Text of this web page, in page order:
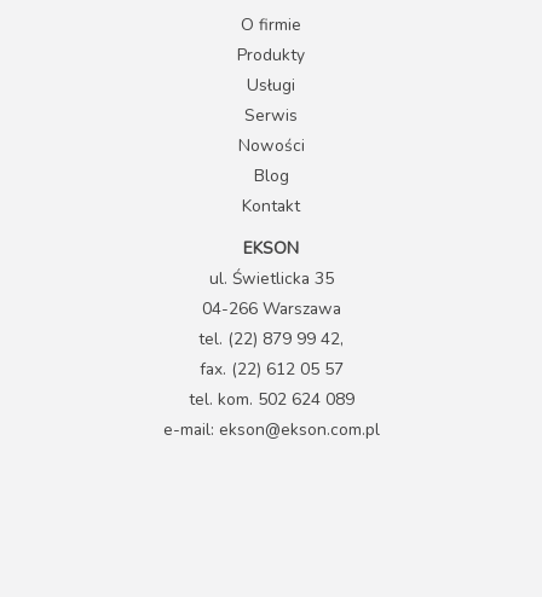
O firmie
Produkty
Usługi
Serwis
Nowości
Blog
Kontakt
EKSON
ul. Świetlicka 35
04-266 Warszawa
tel. (22) 879 99 42,
fax. (22) 612 05 57
tel. kom. 502 624 089
e-mail: ekson@ekson.com.pl